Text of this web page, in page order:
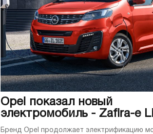
Opel показал новый
электромобиль - Zafira-e
Бренд Opel продолжает электрификацию